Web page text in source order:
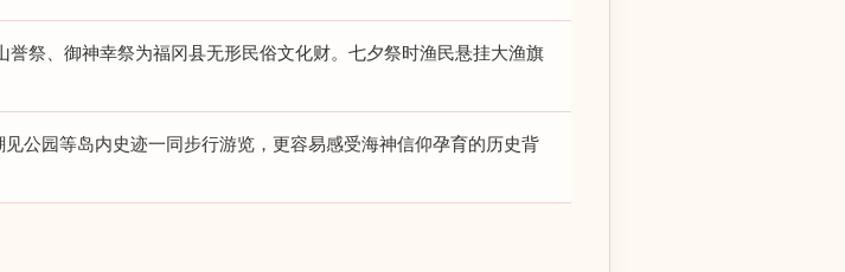
祭、御神幸祭为福冈县无形民俗文化财。七夕祭时渔民悬挂大渔旗
公园等岛内史迹一同步行游览，更容易感受海神信仰孕育的历史背